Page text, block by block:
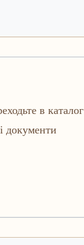
в каталог
документи